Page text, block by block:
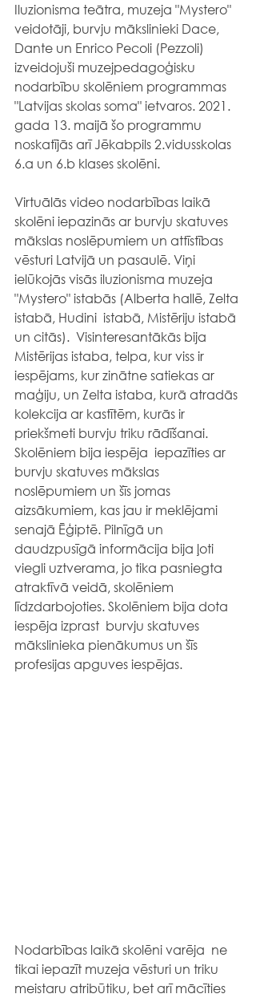
Iluzionisma teātra, muzeja "Mystero"
veidotāji, burvju mākslinieki Dace,
Dante un Enrico Pecoli (Pezzoli)
izveidojuši muzejpedagoģisku
nodarbību skolēniem programmas
"Latvijas skolas soma" ietvaros. 2021.
gada 13. maijā šo programmu
noskatījās arī Jēkabpils 2.vidusskolas
6.a un 6.b klases skolēni.
Virtuālās video nodarbības laikā
skolēni iepazinās ar burvju skatuves
mākslas noslēpumiem un attīstības
vēsturi Latvijā un pasaulē. Viņi
ielūkojās visās iluzionisma muzeja
"Mystero" istabās (Alberta hallē, Zelta
istabā, Hudini  istabā, Mistēriju istabā
un citās).  Visinteresantākās bija
Mistērijas istaba, telpa, kur viss ir
iespējams, kur zinātne satiekas ar
maģiju, un Zelta istaba, kurā atradās
kolekcija ar kastītēm, kurās ir
priekšmeti burvju triku rādīšanai.
Skolēniem bija iespēja  iepazīties ar
burvju skatuves mākslas
noslēpumiem un šīs jomas
aizsākumiem, kas jau ir meklējami
senajā Ēģiptē. Pilnīgā un
daudzpusīgā informācija bija ļoti
viegli uztverama, jo tika pasniegta
atraktīvā veidā, skolēniem
līdzdarbojoties. Skolēniem bija dota
iespēja izprast  burvju skatuves
mākslinieka pienākumus un šīs
profesijas apguves iespējas.
Nodarbības laikā skolēni varēja  ne
tikai iepazīt muzeja vēsturi un triku
meistaru atribūtiku, bet arī mācīties